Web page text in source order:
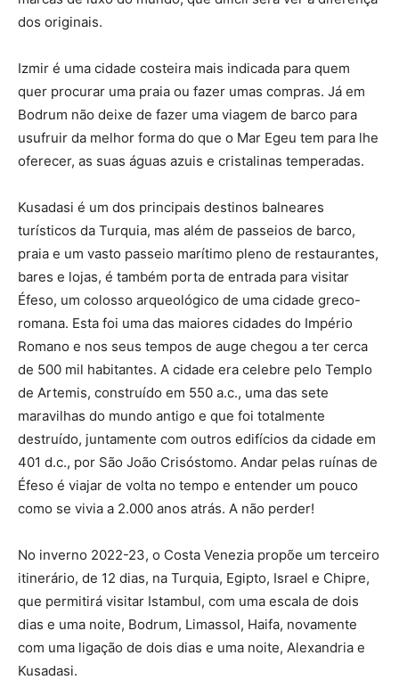
dos originais.
Izmir é uma cidade costeira mais indicada para quem
quer procurar uma praia ou fazer umas compras. Já em
Bodrum não deixe de fazer uma viagem de barco para
usufruir da melhor forma do que o Mar Egeu tem para lhe
oferecer, as suas águas azuis e cristalinas temperadas.
Kusadasi é um dos principais destinos balneares
turísticos da Turquia, mas além de passeios de barco,
praia e um vasto passeio marítimo pleno de restaurantes,
bares e lojas, é também porta de entrada para visitar
Éfeso, um colosso arqueológico de uma cidade greco-
romana. Esta foi uma das maiores cidades do Império
Romano e nos seus tempos de auge chegou a ter cerca
de 500 mil habitantes. A cidade era celebre pelo Templo
de Artemis, construído em 550 a.c., uma das sete
maravilhas do mundo antigo e que foi totalmente
destruído, juntamente com outros edifícios da cidade em
401 d.c., por São João Crisóstomo. Andar pelas ruínas de
Éfeso é viajar de volta no tempo e entender um pouco
como se vivia a 2.000 anos atrás. A não perder!
No inverno 2022-23, o Costa Venezia propõe um terceiro
itinerário, de 12 dias, na Turquia, Egipto, Israel e Chipre,
que permitirá visitar Istambul, com uma escala de dois
dias e uma noite, Bodrum, Limassol, Haifa, novamente
com uma ligação de dois dias e uma noite, Alexandria e
Kusadasi.